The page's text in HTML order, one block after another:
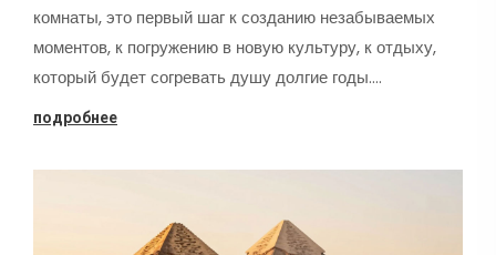
комнаты, это первый шаг к созданию незабываемых
моментов, к погружению в новую культуру, к отдыху,
который будет согревать душу долгие годы.…
подробнее